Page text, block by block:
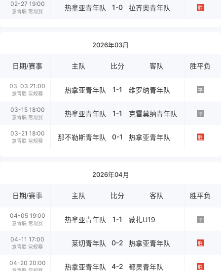
02-27 19:00
意青联 常规赛 热拿亚青年队 1-0 拉齐奥青年队 胜
2026年03月
日期/赛事 主队 比分 客队 胜平负
03-03 21:00
意青联 常规赛 热拿亚青年队 1-1 维罗纳青年队 平
03-15 18:00
意青联 常规赛 热拿亚青年队 1-1 克雷莫纳青年队 平
03-21 18:00
意青联 常规赛 那不勒斯青年队 0-1 热拿亚青年队 胜
2026年04月
日期/赛事 主队 比分 客队 胜平负
04-05 19:00
意青联 常规赛 热拿亚青年队 1-1 蒙扎U19 平
04-11 17:00
意青联 常规赛 莱切青年队 0-2 热拿亚青年队 胜
04-20 20:00 热拿亚青年队 4-2 都灵青年队 胜